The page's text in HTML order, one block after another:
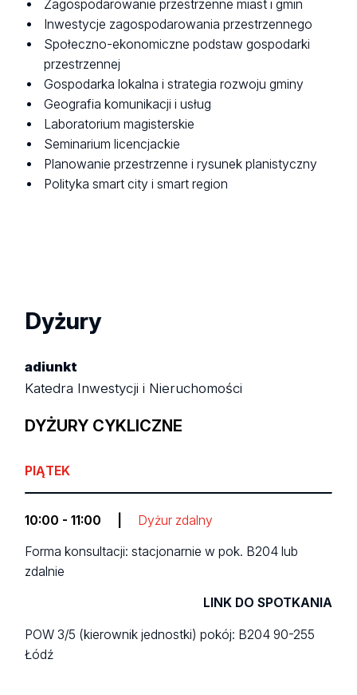
Zagospodarowanie przestrzenne miast i gmin
Inwestycje zagospodarowania przestrzennego
Społeczno-ekonomiczne podstaw gospodarki
przestrzennej
Gospodarka lokalna i strategia rozwoju gminy
Geografia komunikacji i usług
Laboratorium magisterskie
Seminarium licencjackie
Planowanie przestrzenne i rysunek planistyczny
Polityka smart city i smart region
Dyżury
adiunkt
Katedra Inwestycji i Nieruchomości
DYŻURY CYKLICZNE
PIĄTEK
10:00 - 11:00 Dyżur zdalny
Forma konsultacji: stacjonarnie w pok. B204 lub
zdalnie
LINK DO SPOTKANIA
POW 3/5 (kierownik jednostki)pokój: B20490-255
Łódź